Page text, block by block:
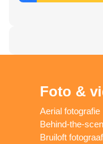
Foto &
Aerial fotografie
Behind-the-
Bruiloft fotograaf